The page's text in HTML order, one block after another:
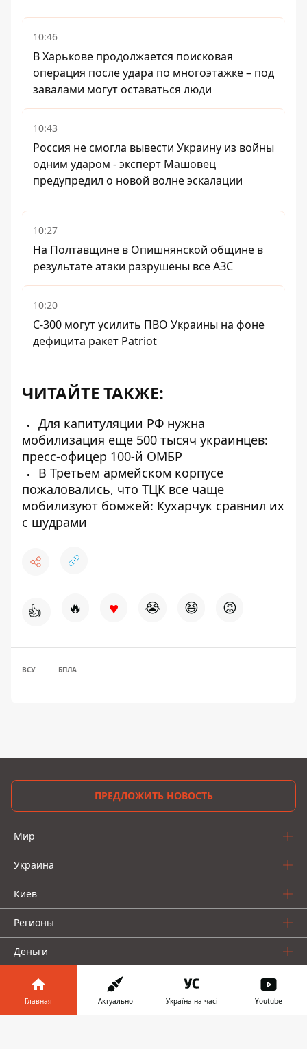
10:46
В Харькове продолжается поисковая
операция после удара по многоэтажке – под
завалами могут оставаться люди
10:43
Россия не смогла вывести Украину из войны
одним ударом - эксперт Машовец
предупредил о новой волне эскалации
10:27
На Полтавщине в Опишнянской общине в
результате атаки разрушены все АЗС
10:20
С-300 могут усилить ПВО Украины на фоне
дефицита ракет Patriot
ЧИТАЙТЕ ТАКЖЕ:
Для капитуляции РФ нужна
мобилизация еще 500 тысяч украинцев:
пресс-офицер 100-й ОМБР
В Третьем армейском корпусе
пожаловались, что ТЦК все чаще
мобилизуют бомжей: Кухарчук сравнил их
с шудрами
👍 🔥 ♥ 😭 😆 😡
ВСУ БПЛА
ПРЕДЛОЖИТЬ НОВОСТЬ
Мир
Украина
Киев
Регионы
Деньги
Шоу-биз
Главная Актуально Україна на часі Youtube